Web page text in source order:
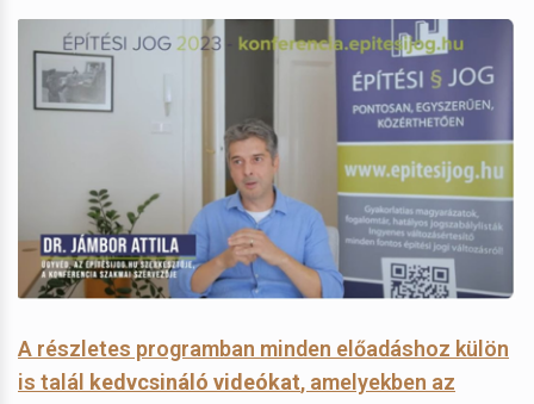
A részletes programban minden előadáshoz külön
is talál kedvcsináló videókat, amelyekben az